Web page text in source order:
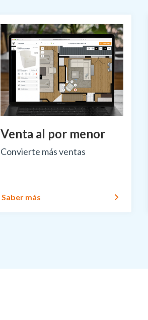
Venta al por menor
Convierte más ventas
Saber más